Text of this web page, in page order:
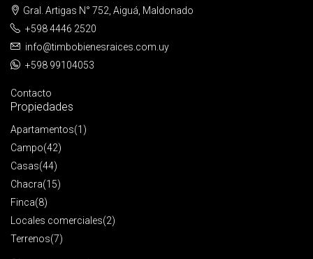
Gral. Artigas N° 752, Aiguá, Maldonado
+598 4446 2520
info@timbobienesraices.com.uy
+598 99104053
Contacto
Propiedades
Apartamentos(1)
Campo(42)
Casas(44)
Chacra(15)
Finca(8)
Locales comerciales(2)
Terrenos(7)